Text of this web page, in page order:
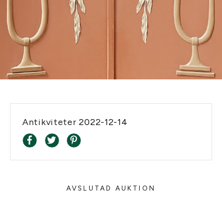
Antikviteter2022-12-14
AVSLUTAD AUKTION